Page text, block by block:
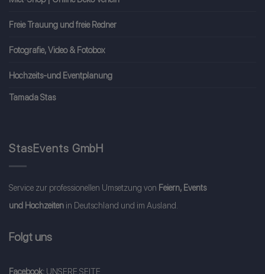
Freie Trauung und freie Redner
Fotografie, Video & Fotobox
Hochzeits-und Eventplanung
Tamada Stas
StasEvents GmbH
Service zur professionellen Umsetzung von Feiern, Events
und Hochzeiten in Deutschland und im Ausland.
Folgt uns
Facebook: UNSERE SEITE